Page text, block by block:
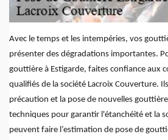
Avec le temps et les intempéries, vos
présenter des dégradations importantes.
gouttière à Estigarde, faites confiance aux
qualifiés de la société Lacroix Couverture.
précaution et la pose de nouvelles
techniques pour garantir l'étanchéité et la
peuvent faire l’estimation de pose de